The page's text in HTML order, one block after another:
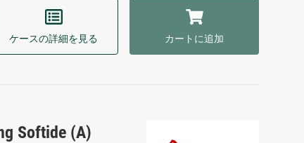
ケースの詳細を見る カートに追加
Softide (A)